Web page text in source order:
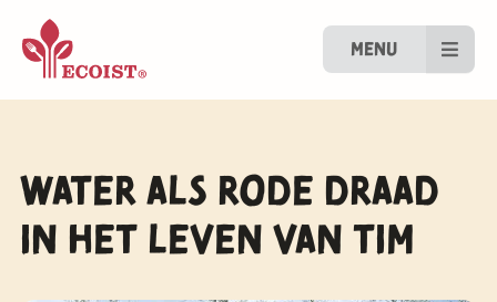
Menu
Water als rode draad
in het leven van Tim